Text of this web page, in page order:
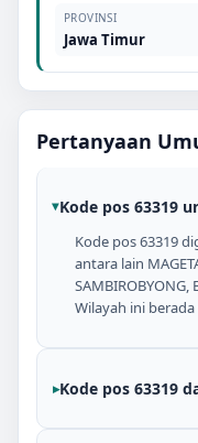
PROVINSI
Jawa Timur
Pertanyaan
Kode pos 63319
Kode pos 63319
antara lain
Wilayah ini berada
Kode pos 63319